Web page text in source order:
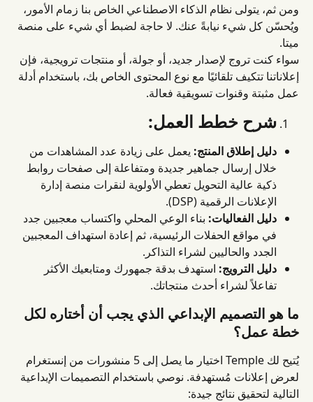
ومن ثم، يتولى نظام الذكاء الاصطناعي الخاص بنا زمام الأمور،
ويُحسّن كل شيء نيابةً عنك. لا حاجة لضبط أي شيء على منصة
ميتا.
سواء كنت تروج لإصدار جديد، أو جولة، أو منتجات ترويجية، فإن
إعلاناتنا تتكيف تلقائيًا مع نوع المحتوى الخاص بك، باستخدام أدلة
عمل مثبتة وقنوات تسويقية فعالة.
شرح خطط العمل:
دليل إطلاق المنتج: يعمل على زيادة عدد المشاهدات من
خلال إرسال جماهير جديدة ومتفاعلة إلى صفحات روابط
ذكية عالية التحويل تعطي الأولوية لنقرات منصة إدارة
الإعلانات الرقمية (DSP).
دليل الفعاليات: بناء الوعي المحلي واكتساب معجبين جدد
في مواقع الحفلات الرئيسية، ثم إعادة استهداف المعجبين
الجدد والحاليين لشراء التذاكر.
دليل الترويج: استهدف بدقة جمهورك ومتابعيك الأكثر
تفاعلاً لشراء أحدث منتجاتك.
ما هو التصميم الإبداعي الذي يجب أن أختاره لكل
خطة عمل؟
يُتيح لك Temple اختيار ما يصل إلى 5 منشورات من إنستغرام
لعرض إعلانات مُستهدفة. نوصي باستخدام التصميمات الإبداعية
التالية لتحقيق نتائج جيدة: